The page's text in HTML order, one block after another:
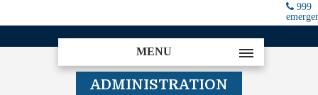
999
MENU
ADMINISTRATION